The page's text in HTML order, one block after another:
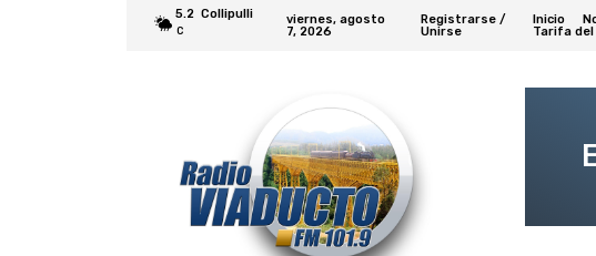
5.2
C
Collipulli
viernes, agosto
7, 2026
Registrarse /
Unirse
Inicio
Tarifa del